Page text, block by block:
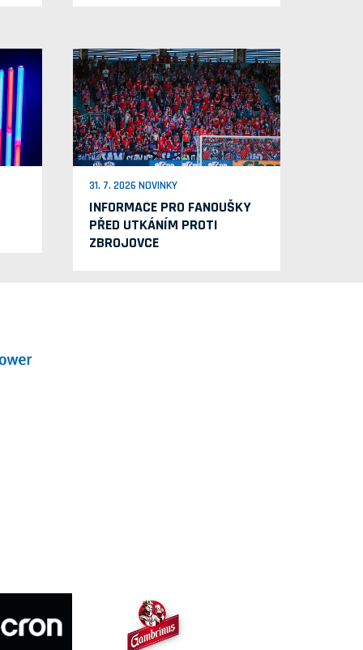
31. 7. 2026 NOVINKY
INFORMACE PRO FANOUŠKY
PŘED UTKÁNÍM PROTI
ZBROJOVCE